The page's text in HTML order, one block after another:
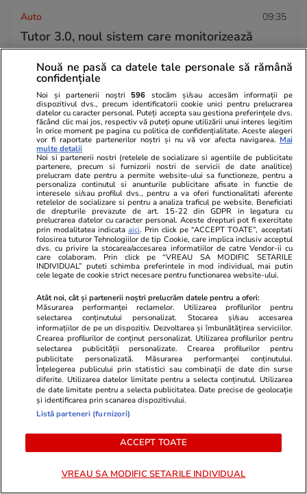
Auto 09:35
Tutor 3.0, noul sistem care monitorizează
știe românii care merg acolo în vacanță
Vacanțe și Cultură 12:41
Care sunt lucrurile pe care le
uităm cel mai des când plecăm în
concediu
Lifestyle
Ploaia de
2026: când
bine
Horoscop 26 iulie 2026. Racii
relația cu superiorii, poate și pe
Nouă ne pasă ca datele tale personale să rămână
confidențiale
Noi și partenerii noștri 596 stocăm și/sau accesăm informații pe
dispozitivul dvs., precum identificatorii cookie unici pentru prelucrarea
datelor cu caracter personal. Puteți accepta sau gestiona preferințele dvs.
făcând clic mai jos, respectiv vă puteți opune utilizării unui interes legitim
în orice moment pe pagina cu politica de confidențialitate. Aceste alegeri
vor fi raportate partenerilor noștri și nu vă vor afecta navigarea. Mai
multe detalii
Noi si partenerii nostri (retelele de socializare si agentiile de publicitate
partenere, precum si furnizorii nostri de servicii de date analitice)
prelucram date pentru a permite website-ului sa functioneze, pentru a
personaliza continutul si anunturile publicitare afisate in functie de
interesele si/sau profilul dvs., pentru a va oferi functionalitati aferente
retelelor de socializare si pentru a analiza traficul pe website. Beneficiati
de drepturile prevazute de art. 15-22 din GDPR in legatura cu
prelucrarea datelor cu caracter personal. Aceste drepturi pot fi exercitate
prin modalitatea indicataaici. Prin click pe “ACCEPT TOATE”, acceptati
folosirea tuturor Tehnologiilor de tip Cookie, care implica inclusiv acceptul
dvs. cu privire la stocarea/accesarea informatiilor de catre Vendor-ii cu
care colaboram. Prin click pe “VREAU SA MODIFIC SETARILE
INDIVIDUAL” puteti schimba preferintele in mod individual, mai putin
cele legate de cookie strict necesare pentru functionarea website-ului.
Atât noi, cât și partenerii noștri prelucrăm datele pentru a oferi:
Măsurarea performanței reclamelor. Utilizarea profilurilor pentru
selectarea conținutului personalizat. Stocarea și/sau accesarea
informațiilor de pe un dispozitiv. Dezvoltarea și îmbunătățirea serviciilor.
Crearea profilurilor de conținut personalizat. Utilizarea profilurilor pentru
selectarea publicității personalizate. Crearea profilurilor pentru
publicitate personalizată. Măsurarea performanței conținutului.
Înțelegerea publicului prin statistici sau combinații de date din surse
diferite. Utilizarea datelor limitate pentru a selecta conținutul. Utilizarea
de date limitate pentru a selecta publicitatea. Date precise de geolocație
și identificarea prin scanarea dispozitivului.
Listă parteneri (furnizori)
ACCEPT TOATE
VREAU SA MODIFIC SETARILE INDIVIDUAL